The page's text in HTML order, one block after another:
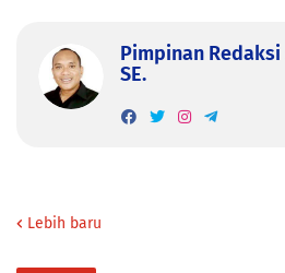
Pimpinan Redaksi
SE.
Lebih baru